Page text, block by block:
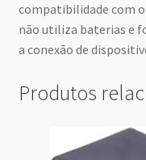
compatibilidade com
não utiliza baterias e
a conexão de
Produtos